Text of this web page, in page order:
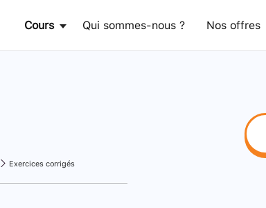
Cours Qui sommes-nous ? Nos offres
Exercices corrigés